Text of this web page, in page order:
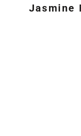
Jasmine